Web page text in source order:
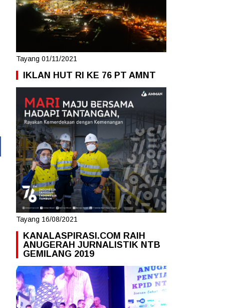
Tayang 01/11/2021
IKLAN HUT RI KE 76 PT AMNT
Tayang 16/08/2021
KANALASPIRASI.COM RAIH
ANUGERAH JURNALISTIK NTB
GEMILANG 2019